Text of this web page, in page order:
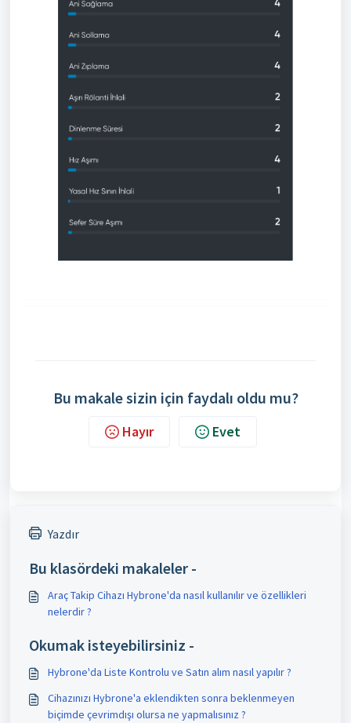
Bu makale sizin için faydalı oldu mu?
Hayır Evet
Yazdır
Bu klasördeki makaleler -
Araç Takip Cihazı Hybrone'da nasıl kullanılır ve özellikleri
nelerdir ?
Okumak isteyebilirsiniz -
Hybrone'da Liste Kontrolu ve Satın alım nasıl yapılır ?
Cihazınızı Hybrone'a eklendikten sonra beklenmeyen
biçimde çevrimdışı olursa ne yapmalısınız ?